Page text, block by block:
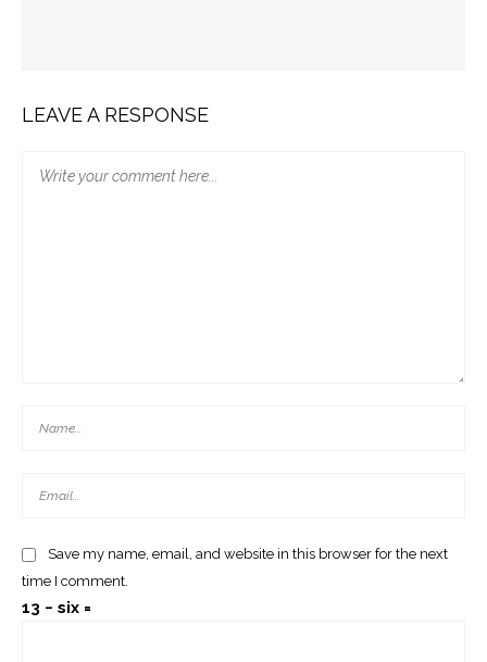
LEAVE A RESPONSE
Save my name, email, and website in this browser for the next
time I comment.
13 − six =